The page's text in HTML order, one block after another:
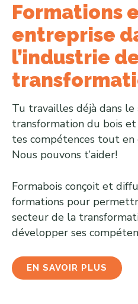
Formations
entreprise
l’industrie
Tu travailles déjà dans
transformation du bois
tes compétences tout
Nous pouvons t’aider!
Formabois conçoit et
formations pour
secteur de la
développer ses
EN SAVOIR PLUS